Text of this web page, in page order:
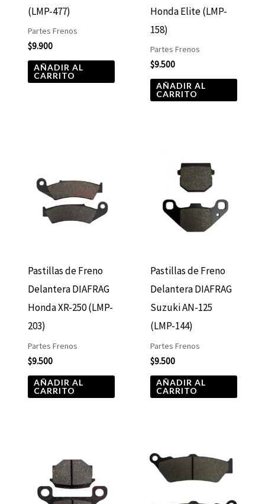
(LMP-477)
Partes Frenos
$9.900
AÑADIR AL
CARRITO
Honda Elite (LMP-
158)
Partes Frenos
$9.500
AÑADIR AL
CARRITO
Pastillas de Freno
Delantera DIAFRAG
Honda XR-250 (LMP-
203)
Partes Frenos
$9.500
AÑADIR AL
CARRITO
Pastillas de Freno
Delantera DIAFRAG
Suzuki AN-125
(LMP-144)
Partes Frenos
$9.500
AÑADIR AL
CARRITO